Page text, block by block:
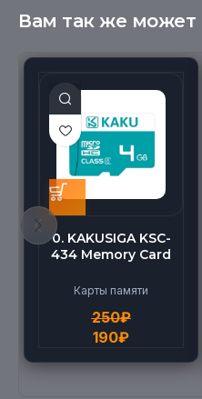
Вам так же может
0. KAKUSIGA KSC-
434 Memory Card
High Speed (4G)
Карты памяти
250₽
190₽